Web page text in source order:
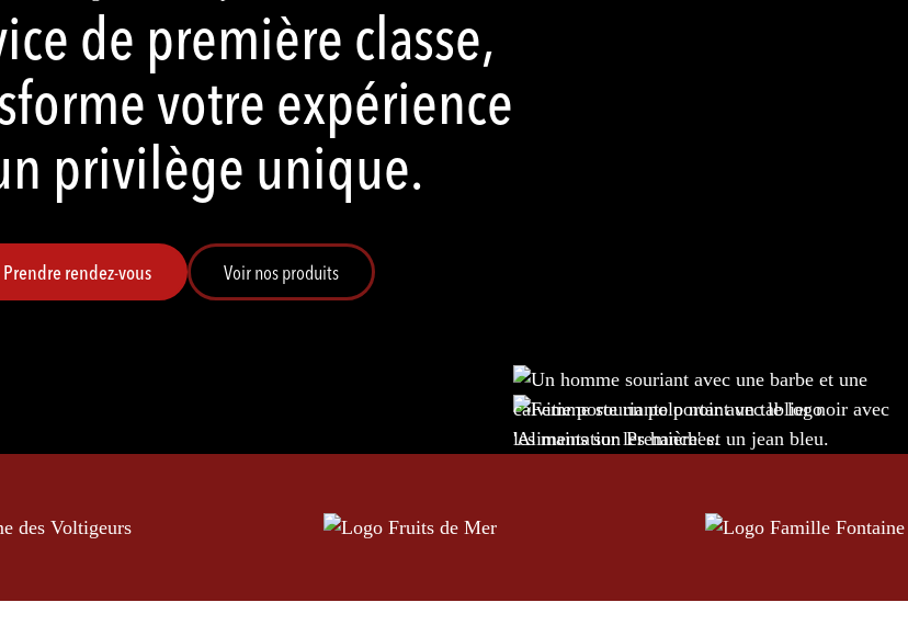
de première classe,
votre expérience
privilège unique.
Prendre rendez-vous Voir nos produits